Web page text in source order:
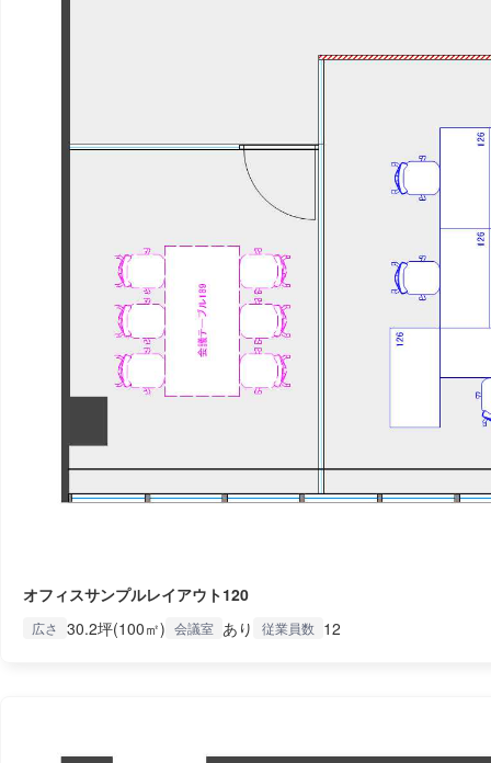
オフィスサンプルレイアウト120
広さ 30.2坪(100㎡) 会議室 あり 従業員数 12